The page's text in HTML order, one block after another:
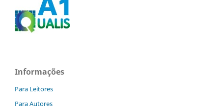
Informações
Para Leitores
Para Autores